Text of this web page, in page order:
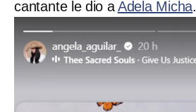
cantante le dio aAdela Micha.